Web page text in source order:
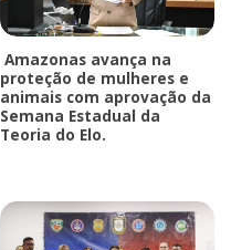
Amazonas avança na
proteção de mulheres e
animais com aprovação da
Semana Estadual da
Teoria do Elo.